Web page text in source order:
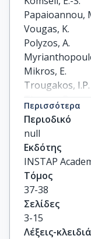
Papaioannou,
Vougas, K.
Polyzos, A.
Mikros, E.
Trougakos, I.P.
Thanos, D.
Branzei, D.
Townsend, P.
Gorgoulis, V.G.
Περισσότερα
Περιοδικό
null
Εκδότης
INSTAP
Τόμος
37-38
Σελίδες
3-15
Λέξεις-κλειδιά